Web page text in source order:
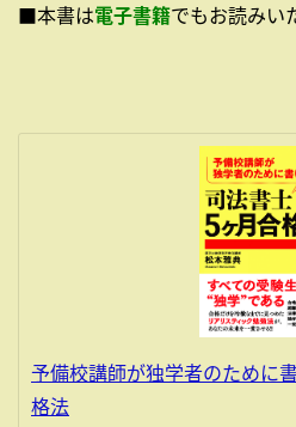
■本書は電子書籍でもお読みい
予備校講師が独学者のために
格法